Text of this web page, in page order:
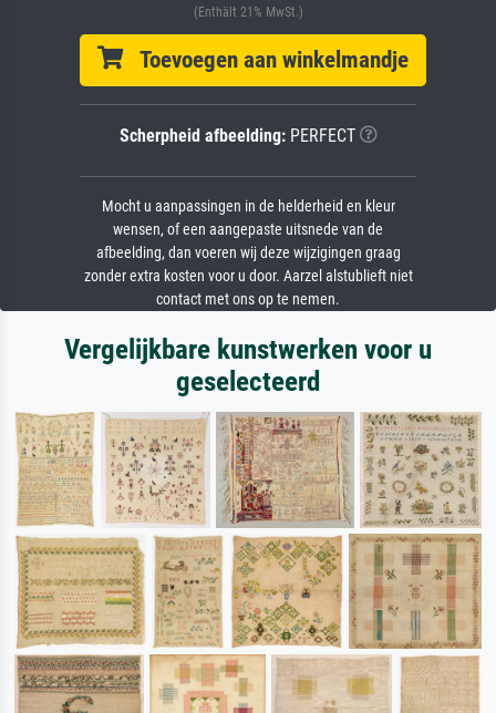
(Enthält 21% MwSt.)
Toevoegen aan winkelmandje
Scherpheid afbeelding:PERFECT
Mocht u aanpassingen in de helderheid en kleur
wensen, of een aangepaste uitsnede van de
afbeelding, dan voeren wij deze wijzigingen graag
zonder extra kosten voor u door. Aarzel alstublieft niet
contact met ons op te nemen.
Vergelijkbare kunstwerken voor u
geselecteerd